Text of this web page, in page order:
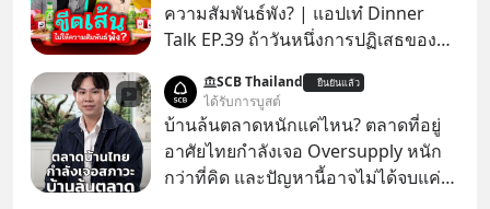
ความสัมพันธ์พัง? | แอปเท๋ Dinner
Talk EP.39 ถ้าวันหนึ่งการปฏิเสธของ
ตั้งกำแพงใส่และมองว่าเราเห็นแก่ตัวทั้ง
ที่เราเองก็ไม่เคยปฏิเสธใครอย่างนี้มา
ก่อน แต่พอตั้งใจจะ ‘สร้างขอบเขต’ เพื่อ
ตัวเองดูสักครั้ง กลับทำให้เกิดรอยร้าว
SCB Thailand ยืนยันแล้ว
ได้รับการบูสต์
บ้านล้นตลาดหนักแค่ไหน? ตลาดที่อยู่
อาศัยไทยกำลังเจอ Oversupply หนัก
กว่าที่คิด และปัญหานี้อาจไม่ได้จบแค่